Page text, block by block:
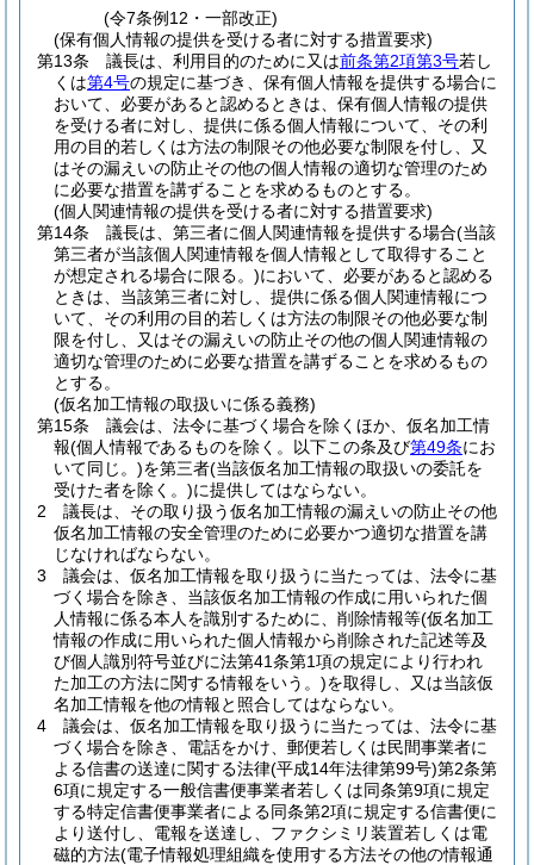
(令7条例12・一部改正)
(保有個人情報の提供を受ける者に対する措置要求)
第13条
議長は、利用目的のために又は前条第2項第3号若し
くは第4号の規定に基づき、保有個人情報を提供する場合に
おいて、必要があると認めるときは、保有個人情報の提供
を受ける者に対し、提供に係る個人情報について、その利
用の目的若しくは方法の制限その他必要な制限を付し、又
はその漏えいの防止その他の個人情報の適切な管理のため
に必要な措置を講ずることを求めるものとする。
(個人関連情報の提供を受ける者に対する措置要求)
第14条
議長は、第三者に個人関連情報を提供する場合(当該
第三者が当該個人関連情報を個人情報として取得すること
が想定される場合に限る。)において、必要があると認める
ときは、当該第三者に対し、提供に係る個人関連情報につ
いて、その利用の目的若しくは方法の制限その他必要な制
限を付し、又はその漏えいの防止その他の個人関連情報の
適切な管理のために必要な措置を講ずることを求めるもの
とする。
(仮名加工情報の取扱いに係る義務)
第15条
議会は、法令に基づく場合を除くほか、仮名加工情
報(個人情報であるものを除く。以下この条及び第49条にお
いて同じ。)を第三者(当該仮名加工情報の取扱いの委託を
受けた者を除く。)に提供してはならない。
2
議長は、その取り扱う仮名加工情報の漏えいの防止その他
仮名加工情報の安全管理のために必要かつ適切な措置を講
じなければならない。
3
議会は、仮名加工情報を取り扱うに当たっては、法令に基
づく場合を除き、当該仮名加工情報の作成に用いられた個
人情報に係る本人を識別するために、削除情報等(仮名加工
情報の作成に用いられた個人情報から削除された記述等及
び個人識別符号並びに法第41条第1項の規定により行われ
た加工の方法に関する情報をいう。)を取得し、又は当該仮
名加工情報を他の情報と照合してはならない。
4
議会は、仮名加工情報を取り扱うに当たっては、法令に基
づく場合を除き、電話をかけ、郵便若しくは民間事業者に
よる信書の送達に関する法律(平成14年法律第99号)第2条第
6項に規定する一般信書便事業者若しくは同条第9項に規定
する特定信書便事業者による同条第2項に規定する信書便に
より送付し、電報を送達し、ファクシミリ装置若しくは電
磁的方法(電子情報処理組織を使用する方法その他の情報通